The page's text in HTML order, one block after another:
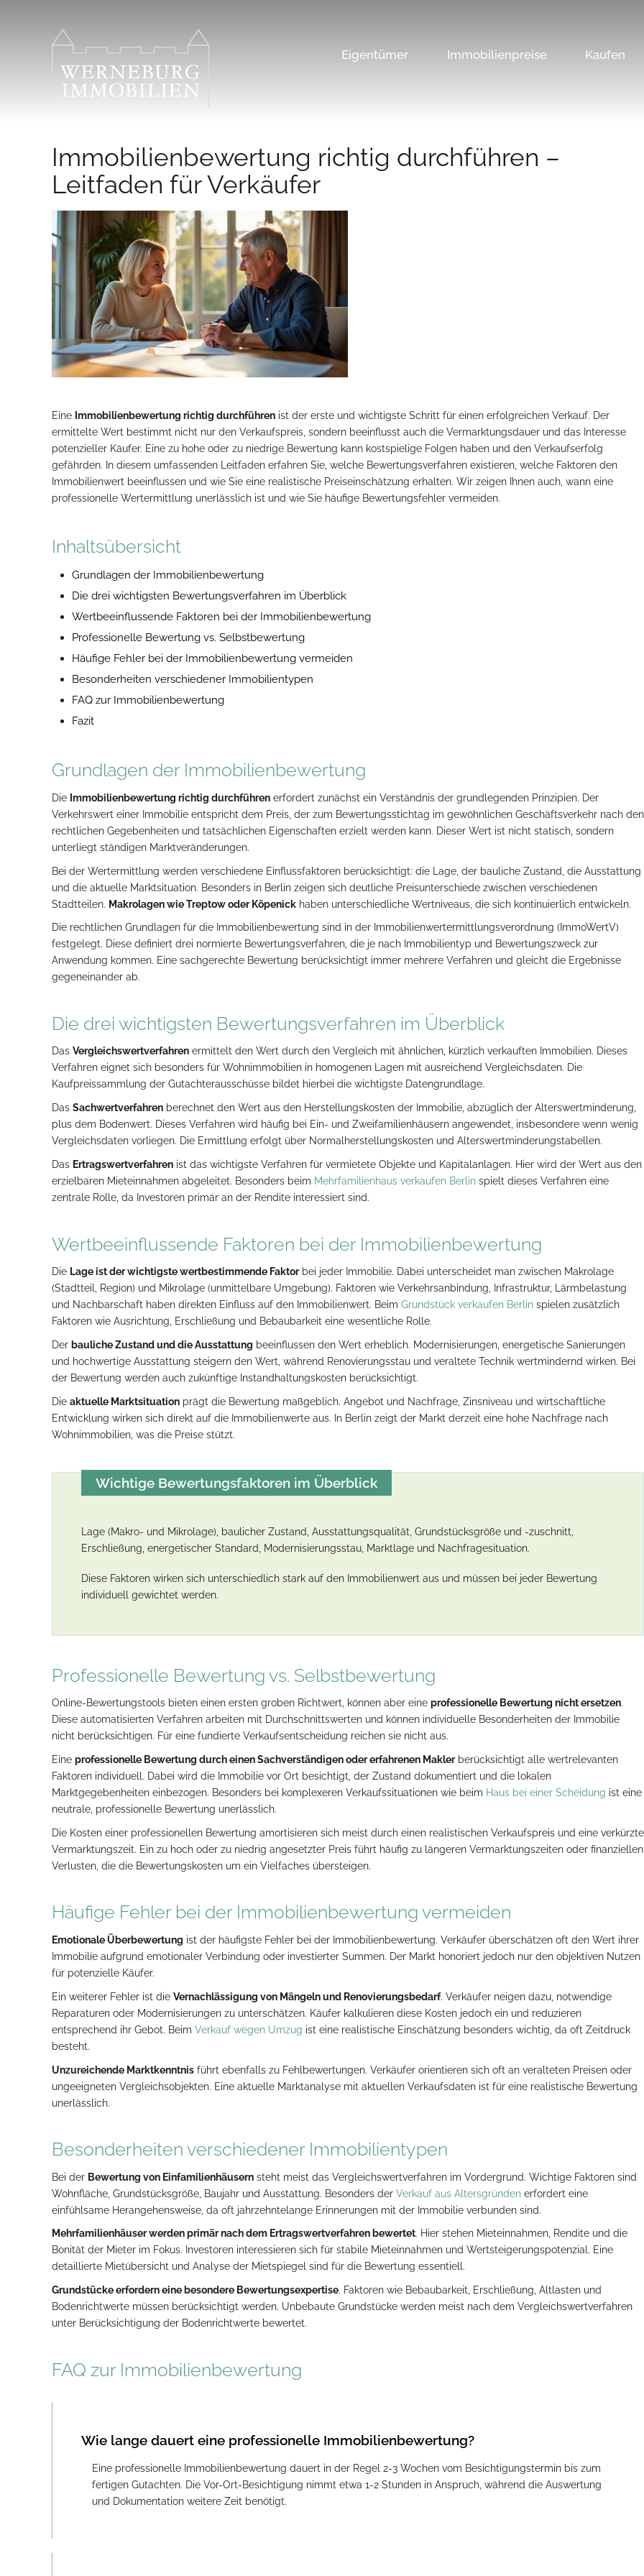
Eigentümer Immobilienpreise Kaufen
Immobilienbewertung richtig durchführen –
Leitfaden für Verkäufer
Eine Immobilienbewertung richtig durchführen ist der erste und wichtigste Schritt für einen erfolgreichen Verkauf. Der
ermittelte Wert bestimmt nicht nur den Verkaufspreis, sondern beeinflusst auch die Vermarktungsdauer und das Interesse
potenzieller Käufer. Eine zu hohe oder zu niedrige Bewertung kann kostspielige Folgen haben und den Verkaufserfolg
gefährden. In diesem umfassenden Leitfaden erfahren Sie, welche Bewertungsverfahren existieren, welche Faktoren den
Immobilienwert beeinflussen und wie Sie eine realistische Preiseinschätzung erhalten. Wir zeigen Ihnen auch, wann eine
professionelle Wertermittlung unerlässlich ist und wie Sie häufige Bewertungsfehler vermeiden.
Inhaltsübersicht
Grundlagen der Immobilienbewertung
Die drei wichtigsten Bewertungsverfahren im Überblick
Wertbeeinflussende Faktoren bei der Immobilienbewertung
Professionelle Bewertung vs. Selbstbewertung
Häufige Fehler bei der Immobilienbewertung vermeiden
Besonderheiten verschiedener Immobilientypen
FAQ zur Immobilienbewertung
Fazit
Grundlagen der Immobilienbewertung
Die Immobilienbewertung richtig durchführen erfordert zunächst ein Verständnis der grundlegenden Prinzipien. Der
Verkehrswert einer Immobilie entspricht dem Preis, der zum Bewertungsstichtag im gewöhnlichen Geschäftsverkehr nach den
rechtlichen Gegebenheiten und tatsächlichen Eigenschaften erzielt werden kann. Dieser Wert ist nicht statisch, sondern
unterliegt ständigen Marktveränderungen.
Bei der Wertermittlung werden verschiedene Einflussfaktoren berücksichtigt: die Lage, der bauliche Zustand, die Ausstattung
und die aktuelle Marktsituation. Besonders in Berlin zeigen sich deutliche Preisunterschiede zwischen verschiedenen
Stadtteilen. Makrolagen wie Treptow oder Köpenick haben unterschiedliche Wertniveaus, die sich kontinuierlich entwickeln.
Die rechtlichen Grundlagen für die Immobilienbewertung sind in der Immobilienwertermittlungsverordnung (ImmoWertV)
festgelegt. Diese definiert drei normierte Bewertungsverfahren, die je nach Immobilientyp und Bewertungszweck zur
Anwendung kommen. Eine sachgerechte Bewertung berücksichtigt immer mehrere Verfahren und gleicht die Ergebnisse
gegeneinander ab.
Die drei wichtigsten Bewertungsverfahren im Überblick
Das Vergleichswertverfahren ermittelt den Wert durch den Vergleich mit ähnlichen, kürzlich verkauften Immobilien. Dieses
Verfahren eignet sich besonders für Wohnimmobilien in homogenen Lagen mit ausreichend Vergleichsdaten. Die
Kaufpreissammlung der Gutachterausschüsse bildet hierbei die wichtigste Datengrundlage.
Das Sachwertverfahren berechnet den Wert aus den Herstellungskosten der Immobilie, abzüglich der Alterswertminderung,
plus dem Bodenwert. Dieses Verfahren wird häufig bei Ein- und Zweifamilienhäusern angewendet, insbesondere wenn wenig
Vergleichsdaten vorliegen. Die Ermittlung erfolgt über Normalherstellungskosten und Alterswertminderungstabellen.
Das Ertragswertverfahren ist das wichtigste Verfahren für vermietete Objekte und Kapitalanlagen. Hier wird der Wert aus den
erzielbaren Mieteinnahmen abgeleitet. Besonders beim Mehrfamilienhaus verkaufen Berlin spielt dieses Verfahren eine
zentrale Rolle, da Investoren primär an der Rendite interessiert sind.
Wertbeeinflussende Faktoren bei der Immobilienbewertung
Die Lage ist der wichtigste wertbestimmende Faktorbei jeder Immobilie. Dabei unterscheidet man zwischen Makrolage
(Stadtteil, Region) und Mikrolage (unmittelbare Umgebung). Faktoren wie Verkehrsanbindung, Infrastruktur, Lärmbelastung
und Nachbarschaft haben direkten Einfluss auf den Immobilienwert. Beim Grundstück verkaufen Berlin spielen zusätzlich
Faktoren wie Ausrichtung, Erschließung und Bebaubarkeit eine wesentliche Rolle.
Der bauliche Zustand und die Ausstattung beeinflussen den Wert erheblich. Modernisierungen, energetische Sanierungen
und hochwertige Ausstattung steigern den Wert, während Renovierungsstau und veraltete Technik wertmindernd wirken. Bei
der Bewertung werden auch zukünftige Instandhaltungskosten berücksichtigt.
Die aktuelle Marktsituation prägt die Bewertung maßgeblich. Angebot und Nachfrage, Zinsniveau und wirtschaftliche
Entwicklung wirken sich direkt auf die Immobilienwerte aus. In Berlin zeigt der Markt derzeit eine hohe Nachfrage nach
Wohnimmobilien, was die Preise stützt.
Wichtige Bewertungsfaktoren im Überblick
Lage (Makro- und Mikrolage), baulicher Zustand, Ausstattungsqualität, Grundstücksgröße und -zuschnitt,
Erschließung, energetischer Standard, Modernisierungsstau, Marktlage und Nachfragesituation.
Diese Faktoren wirken sich unterschiedlich stark auf den Immobilienwert aus und müssen bei jeder Bewertung
individuell gewichtet werden.
Professionelle Bewertung vs. Selbstbewertung
Online-Bewertungstools bieten einen ersten groben Richtwert, können aber eine professionelle Bewertung nicht ersetzen.
Diese automatisierten Verfahren arbeiten mit Durchschnittswerten und können individuelle Besonderheiten der Immobilie
nicht berücksichtigen. Für eine fundierte Verkaufsentscheidung reichen sie nicht aus.
Eine professionelle Bewertung durch einen Sachverständigen oder erfahrenen Maklerberücksichtigt alle wertrelevanten
Faktoren individuell. Dabei wird die Immobilie vor Ort besichtigt, der Zustand dokumentiert und die lokalen
Marktgegebenheiten einbezogen. Besonders bei komplexeren Verkaufssituationen wie beim Haus bei einer Scheidung ist eine
neutrale, professionelle Bewertung unerlässlich.
Die Kosten einer professionellen Bewertung amortisieren sich meist durch einen realistischen Verkaufspreis und eine verkürzte
Vermarktungszeit. Ein zu hoch oder zu niedrig angesetzter Preis führt häufig zu längeren Vermarktungszeiten oder finanziellen
Verlusten, die die Bewertungskosten um ein Vielfaches übersteigen.
Häufige Fehler bei der Immobilienbewertung vermeiden
Emotionale Überbewertung ist der häufigste Fehler bei der Immobilienbewertung. Verkäufer überschätzen oft den Wert ihrer
Immobilie aufgrund emotionaler Verbindung oder investierter Summen. Der Markt honoriert jedoch nur den objektiven Nutzen
für potenzielle Käufer.
Ein weiterer Fehler ist die Vernachlässigung von Mängeln und Renovierungsbedarf. Verkäufer neigen dazu, notwendige
Reparaturen oder Modernisierungen zu unterschätzen. Käufer kalkulieren diese Kosten jedoch ein und reduzieren
entsprechend ihr Gebot. Beim Verkauf wegen Umzug ist eine realistische Einschätzung besonders wichtig, da oft Zeitdruck
besteht.
Unzureichende Marktkenntnis führt ebenfalls zu Fehlbewertungen. Verkäufer orientieren sich oft an veralteten Preisen oder
ungeeigneten Vergleichsobjekten. Eine aktuelle Marktanalyse mit aktuellen Verkaufsdaten ist für eine realistische Bewertung
unerlässlich.
Besonderheiten verschiedener Immobilientypen
Bei der Bewertung von Einfamilienhäusern steht meist das Vergleichswertverfahren im Vordergrund. Wichtige Faktoren sind
Wohnfläche, Grundstücksgröße, Baujahr und Ausstattung. Besonders der Verkauf aus Altersgründen erfordert eine
einfühlsame Herangehensweise, da oft jahrzehntelange Erinnerungen mit der Immobilie verbunden sind.
Mehrfamilienhäuser werden primär nach dem Ertragswertverfahren bewertet. Hier stehen Mieteinnahmen, Rendite und die
Bonität der Mieter im Fokus. Investoren interessieren sich für stabile Mieteinnahmen und Wertsteigerungspotenzial. Eine
detaillierte Mietübersicht und Analyse der Mietspiegel sind für die Bewertung essentiell.
Grundstücke erfordern eine besondere Bewertungsexpertise. Faktoren wie Bebaubarkeit, Erschließung, Altlasten und
Bodenrichtwerte müssen berücksichtigt werden. Unbebaute Grundstücke werden meist nach dem Vergleichswertverfahren
unter Berücksichtigung der Bodenrichtwerte bewertet.
FAQ zur Immobilienbewertung
Wie lange dauert eine professionelle Immobilienbewertung?
Eine professionelle Immobilienbewertung dauert in der Regel 2-3 Wochen vom Besichtigungstermin bis zum
fertigen Gutachten. Die Vor-Ort-Besichtigung nimmt etwa 1-2 Stunden in Anspruch, während die Auswertung
und Dokumentation weitere Zeit benötigt.